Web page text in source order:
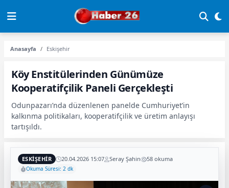
Anasayfa Eskişehir
Köy Enstitülerinden Günümüze
Kooperatifçilik Paneli Gerçekleşti
Odunpazarı’nda düzenlenen panelde Cumhuriyet’in
kalkınma politikaları, kooperatifçilik ve üretim anlayışı
tartışıldı.
ESKIŞEHIR 20.04.2026 15:07 Seray Şahin 58 okuma
Okuma Süresi: 2 dk